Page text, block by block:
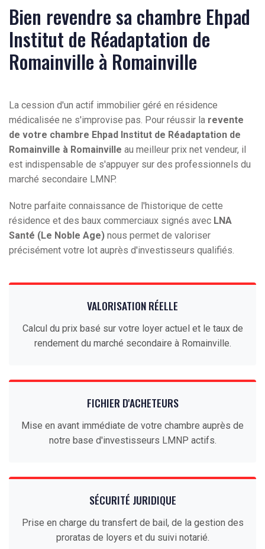
Bien revendre sa chambre Ehpad
Institut de Réadaptation de
Romainville à Romainville
La cession d'un actif immobilier géré en résidence
médicalisée ne s'improvise pas. Pour réussir la revente
de votre chambre Ehpad Institut de Réadaptation de
Romainville à Romainville au meilleur prix net vendeur, il
est indispensable de s'appuyer sur des professionnels du
marché secondaire LMNP.
Notre parfaite connaissance de l'historique de cette
résidence et des baux commerciaux signés avec LNA
Santé (Le Noble Age) nous permet de valoriser
précisément votre lot auprès d'investisseurs qualifiés.
VALORISATION RÉELLE
Calcul du prix basé sur votre loyer actuel et le taux de
rendement du marché secondaire à Romainville.
FICHIER D'ACHETEURS
Mise en avant immédiate de votre chambre auprès de
notre base d'investisseurs LMNP actifs.
SÉCURITÉ JURIDIQUE
Prise en charge du transfert de bail, de la gestion des
proratas de loyers et du suivi notarié.